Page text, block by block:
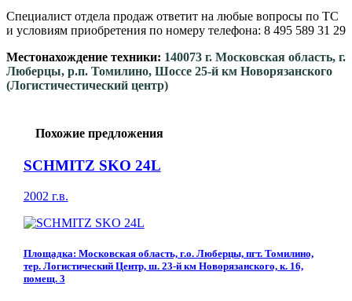
Специалист отдела продаж ответит на любые вопросы по ТС
и условиям приобретения по номеру телефона: 8 495 589 31 29
Местонахождение техники: 140073 г. Московская область, г.
Люберцы, р.п. Томилино, Шоссе 25-й км Новорязанского
(Логистичестический центр)
Похожие предложения
SCHMITZ SKO 24L
2002 г.в.
Площадка: Московская область, г.о. Люберцы, пгт. Томилино,
тер. Логистический Центр, ш. 23-й км Новорязанского, к. 16,
помещ. 3